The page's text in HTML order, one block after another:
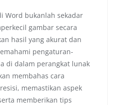
Word bukanlah sekadar
gambar secara
hasil yang akurat dan
pengaturan-
di dalam perangkat lunak
membahas cara
memastikan aspek
memberikan tips